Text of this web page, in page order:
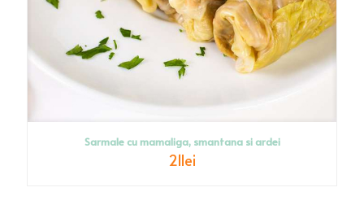
Sarmale cu mamaliga, smantana si ardei
21lei